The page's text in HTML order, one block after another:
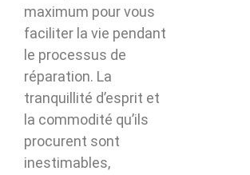
maximum pour vous
faciliter la vie pendant
le processus de
réparation. La
tranquillité d’esprit et
la commodité qu’ils
procurent sont
inestimables,